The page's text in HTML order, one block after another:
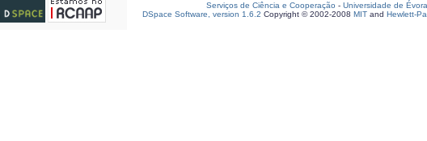
Serviços de Ciência e Cooperação - Universidade de Évora
DSpace Software, version 1.6.2 Copyright © 2002-2008 MIT and Hewlett-